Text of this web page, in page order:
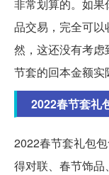
非常划算的。如
品交易，完全可
然，这还没有考
节套的回本金额实
2022春节套礼
2022春节套礼包
得对联、春节饰